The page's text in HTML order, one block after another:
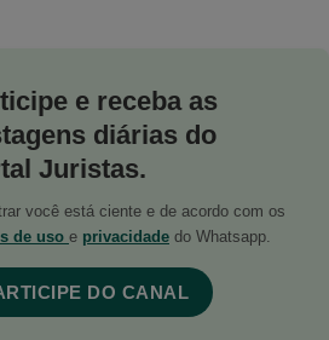
e receba as
diárias do
Juristas.
você está ciente e de acordo com os
de uso e privacidade do Whatsapp.
DO CANAL